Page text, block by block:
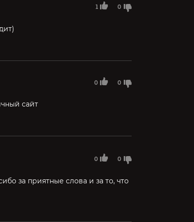
1 0
0 0
сайт
0 0
за приятные слова и за то, что